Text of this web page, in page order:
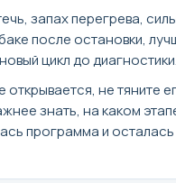
запах перегрева,
после остановки,
цикл до диагностики.
открывается, не тяните
знать, на каком
программа и осталась